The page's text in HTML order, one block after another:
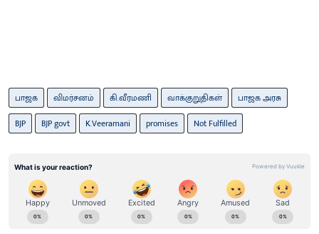
பாஜக விமர்சனம் கி.வீரமணி வாக்குறுதிகள்
பாஜக அரசு
BJP
BJP govt K.Veeramani promises Not Fulfilled